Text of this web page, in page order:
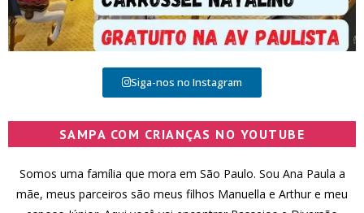
Siga-nos no Instagram
SAMPA COM CRIANÇAS NO YOUTUBE
Somos uma família que mora em São Paulo. Sou Ana Paula a
mãe, meus parceiros são meus filhos Manuella e Arthur e meu